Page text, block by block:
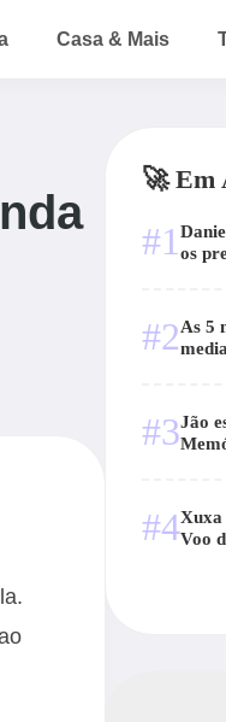
Casa & Mais
🚀 Em
#1 os
#2As 5
#3Jão
#4Xuxa
Voo